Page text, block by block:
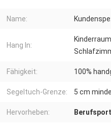
Name:
Hang In:
Fähigkeit: 100%
Segeltuch-Grenze: 5 cm
Hervorheben: